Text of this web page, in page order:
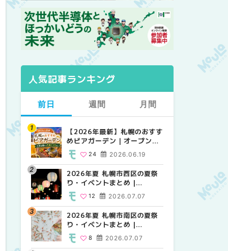
人気記事ランキング
前日
【2026年最新】札幌のおすす
めビアガーデン｜オープン日
順に徹底紹介！大通公園から
穴場テラスまで | MouLa
HOKKAIDO
2026.06.19
24
2026年夏 札幌市西区の夏祭
り・イベントまとめ |
MouLa HOKKAIDO
2026.07.07
12
2026年夏 札幌市南区の夏祭
り・イベントまとめ |
MouLa HOKKAIDO
2026.07.07
8
週間
【2026年最新】札幌のおすす
めビアガーデン｜オープン日
穴場テラスまで | MouLa
HOKKAIDO
24
2026年夏 札幌市西区の夏祭
り・イベントまとめ |
12
2026年夏 札幌市北区の夏祭
り・イベントまとめ |
9
月間
【2026年最新】札幌のおすす
めビアガーデン｜オープン日
穴場テラスまで | MouLa
HOKKAIDO
24
2026年夏 札幌市北区の夏祭
り・イベントまとめ |
9
2026年夏 札幌市西区の夏祭
り・イベントまとめ |
12